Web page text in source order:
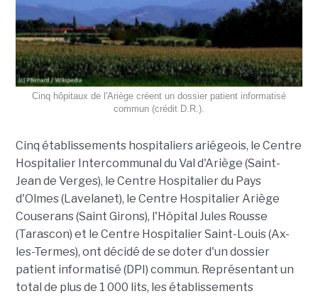
Cinq hôpitaux de l'Ariège créent un dossier patient informatisé
commun (crédit D.R.).
Cinq établissements hospitaliers ariégeois, le Centre
Hospitalier Intercommunal du Val d'Ariège (Saint-
Jean de Verges), le Centre Hospitalier du Pays
d'Olmes (Lavelanet), le Centre Hospitalier Ariège
Couserans (Saint Girons), l'Hôpital Jules Rousse
(Tarascon) et le Centre Hospitalier Saint-Louis (Ax-
les-Termes), ont décidé de se doter d'un dossier
patient informatisé (DPI) commun. Représentant un
total de plus de 1 000 lits, les établissements